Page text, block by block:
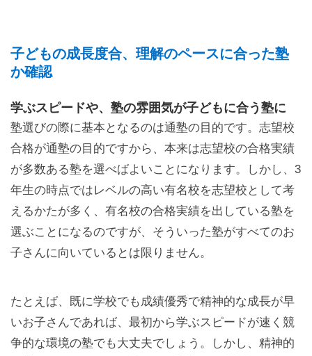
子どもの成長度合、理解のペースに合った塾
か確認
学ぶスピードや、塾の雰囲気が子どもに合う塾に
塾選びの際に基本となるのは通塾の目的です。志望校
合格が通塾の目的ですから、本来は志望校の合格実績
が多数ある塾を選べばよいことになります。しかし、3
年生の時点ではレベルの高い有名校を志望校として考
えるかたが多く、有名校の合格実績を出している塾を
選ぶことになるのですが、そういった塾がすべてのお
子さんに向いているとは限りません。
たとえば、既に学校でも成績優秀で精神的な成長が早
いお子さんであれば、最初から学ぶスピードが速く競
争的な環境の塾でも大丈夫でしょう。しかし、精神的